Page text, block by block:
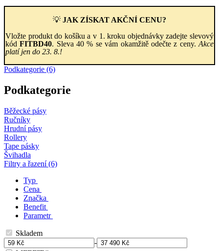
💡 JAK ZÍSKAT AKČNÍ CENU?
Vložte produkt do košíku a v 1. kroku objednávky zadejte slevový
kódFITBD40. Sleva 40 % se vám okamžitě odečte z ceny.Akce
platí jen do 23. 8.!
Podkategorie (6)
Podkategorie
Běžecké pásy
Ručníky
Hrudní pásy
Rollery
Tape pásky
Švihadla
Filtry a řazení (6)
Typ
Cena
Značka
Benefit
Parametr
Skladem
-